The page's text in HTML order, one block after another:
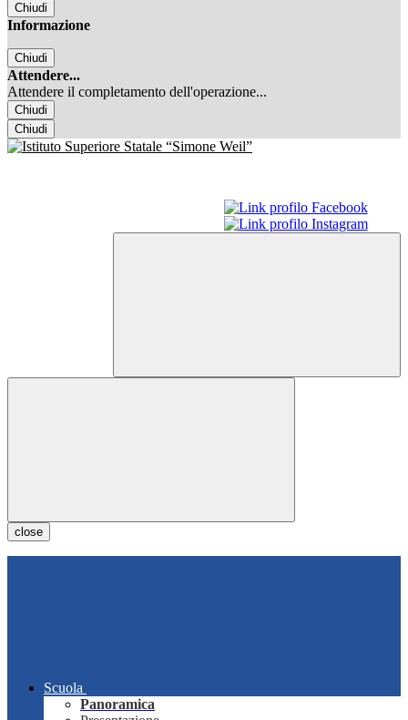
Chiudi
Informazione
Chiudi
Attendere...
Attendere il completamento dell'operazione...
Chiudi
Chiudi
close
Scuola
Panoramica